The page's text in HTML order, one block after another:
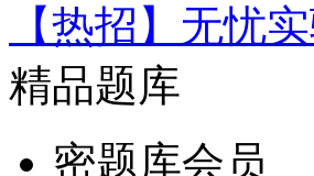
【热招】无忧
精品题库
密题库会员